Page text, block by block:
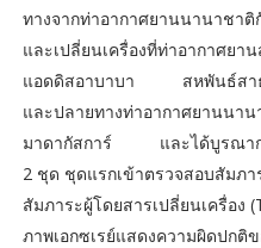
ทางจากท่าอากาศยานนานาชาติ
และเปลี่ยนเครื่องที่ท่าอากาศยา
แอดดิสอาบาบา สหพันธ์สาธา
และปลายทางท่าอากาศยานนา
มาดากัสการ์ และได้บูรณากา
2 ชุด ชุดแรกเข้าตรวจสอบสัมภ
สัมภาระผู้โดยสารเปลี่ยนเครื่อง
ภาพเอกซเรย์แสดงความผิดปกติ